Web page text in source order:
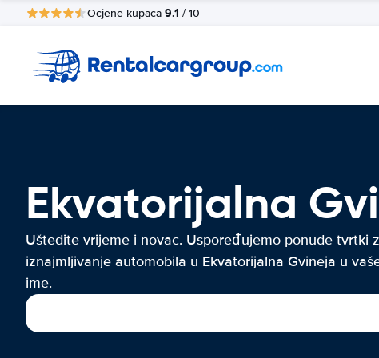
Ocjene kupaca 9.1 / 10
Ekvatorijalna
Uštedite vrijeme i novac. Uspoređujemo ponude tvrtki
iznajmljivanje automobila u Ekvatorijalna Gvineja u
ime.